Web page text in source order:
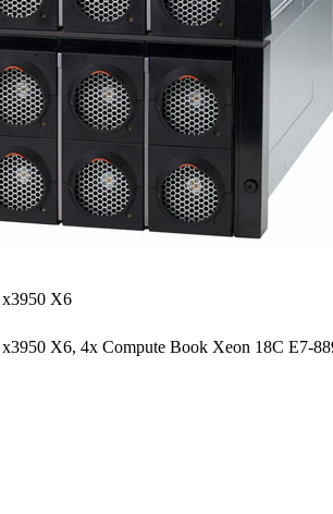
x3950 X6
X6, 4x Compute Book Xeon 18C E7-